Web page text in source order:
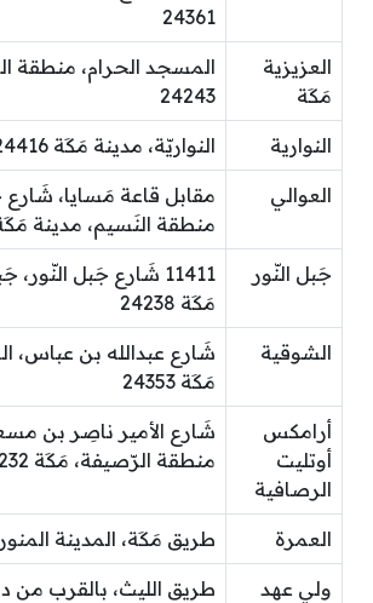
24361
العزيزية
مَكَة
المسجد الحرام، منطقة
24243
النوارية النواريّة، مدينة مَكَة 24416
العوالي
مقابل قاعة مَسايا، شَارع
منطقة النَسيم، مدينة مَكَة
جَبل النّور
11411 شَارع جَبل
مَكَة 24238
الشوقية
شَارع عبدالله بن عباس،
مَكَة 24353
أرامكس
أوتليت
الرصافية
منطقة الرّصيفة، مَكَة 24232
العمرة طريق مَكَة، المدينة
ولي عهد
طريق الليث، بالقرب من